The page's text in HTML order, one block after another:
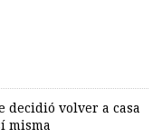
decidió volver a casa
misma